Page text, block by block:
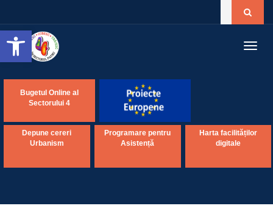
Open toolbar
Bugetul Online al
Sectorului 4
Depune cereri
Urbanism
Programare pentru
Asistență
Harta facilităților
digitale